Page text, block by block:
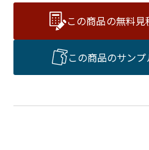
この商品の無料
この商品のサン